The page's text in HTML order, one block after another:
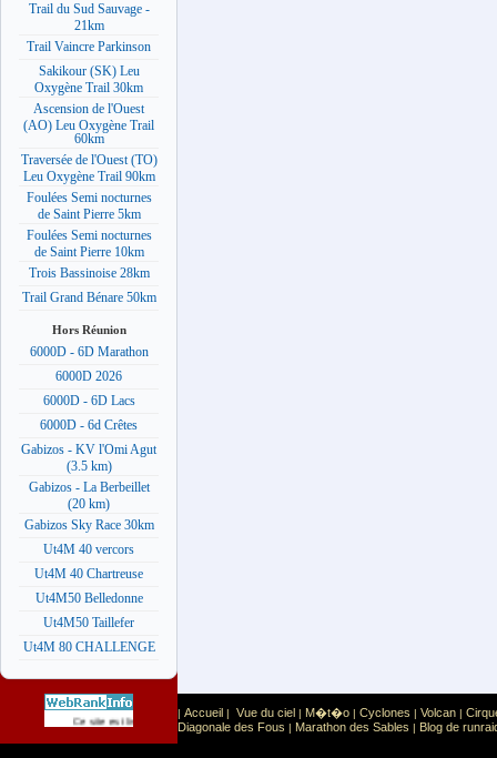
Trail du Sud Sauvage -
21km
Trail Vaincre Parkinson
Sakikour (SK) Leu
Oxygène Trail 30km
Ascension de l'Ouest
(AO) Leu Oxygène Trail
60km
Traversée de l'Ouest (TO)
Leu Oxygène Trail 90km
Foulées Semi nocturnes
de Saint Pierre 5km
Foulées Semi nocturnes
de Saint Pierre 10km
Trois Bassinoise 28km
Trail Grand Bénare 50km
Hors Réunion
6000D - 6D Marathon
6000D 2026
6000D - 6D Lacs
6000D - 6d Crêtes
Gabizos - KV l'Omi Agut
(3.5 km)
Gabizos - La Berbeillet
(20 km)
Gabizos Sky Race 30km
Ut4M 40 vercors
Ut4M 40 Chartreuse
Ut4M50 Belledonne
Ut4M50 Taillefer
Ut4M 80 CHALLENGE
Ce site est list� dans la cat�gorie Sport Sports extr�mes
| Accueil | Vue du ciel | M�t�o | Cyclones | Volcan |
Diagonale des Fous | Marathon des Sables | Blog de